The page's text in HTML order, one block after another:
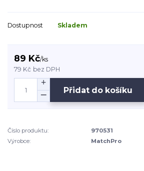
Dostupnost Skladem
89 Kč/ks
79 Kč bez DPH
Přidat do košíku
Číslo produktu:
970531
Výrobce:
MatchPro